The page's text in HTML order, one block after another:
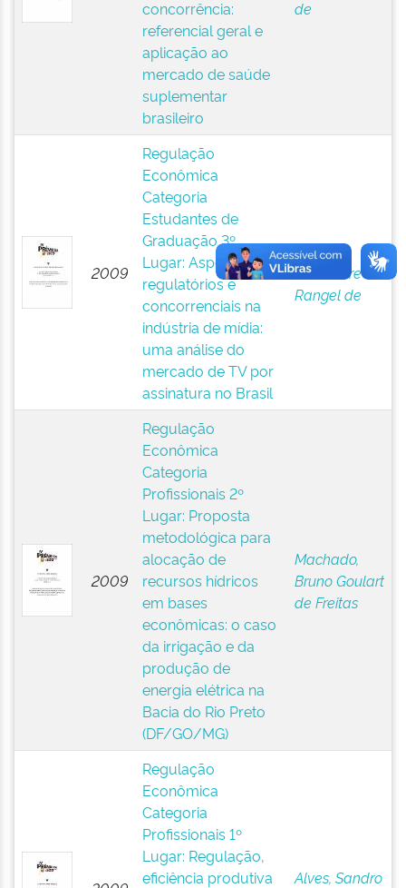
concorrência:
referencial geral e
aplicação ao
mercado de saúde
suplementar
brasileiro
de
2009
Regulação
Econômica
Categoria
Estudantes de
Graduação 3º
Lugar: Aspectos
regulatórios e
concorrenciais na
indústria de mídia:
uma análise do
mercado de TV por
assinatura no Brasil
Oliveira,
Alexandre
Rangel de
2009
Regulação
Econômica
Categoria
Profissionais 2º
Lugar: Proposta
metodológica para
alocação de
recursos hídricos
em bases
econômicas: o caso
da irrigação e da
produção de
energia elétrica na
Bacia do Rio Preto
(DF/GO/MG)
Machado,
Bruno Goulart
de Freitas
Regulação
Econômica
Categoria
Profissionais 1º
Lugar: Regulação,
eficiência produtiva
Alves, Sandro